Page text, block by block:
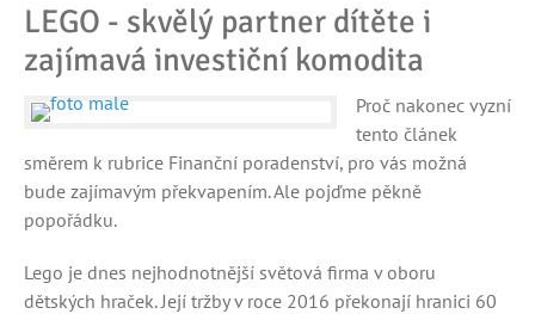
LEGO - skvělý partner dítěte i
zajímavá investiční komodita
Proč nakonec vyzní
tento článek
směrem k rubrice Finanční poradenství, pro vás možná
bude zajímavým překvapením. Ale pojďme pěkně
popořádku.
Lego je dnes nejhodnotnější světová firma v oboru
dětských hraček. Její tržby v roce 2016 překonají hranici 60